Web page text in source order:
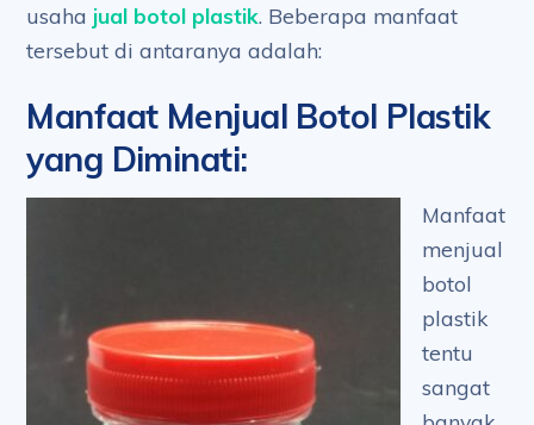
usaha jual botol plastik. Beberapa manfaat
tersebut di antaranya adalah:
Manfaat Menjual Botol Plastik
yang Diminati:
Manfaat
menjual
botol
plastik
tentu
sangat